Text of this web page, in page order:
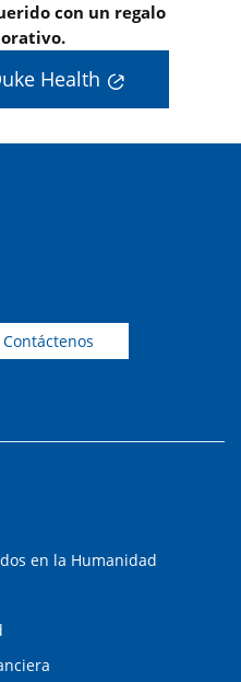
con un regalo
Health
Contáctenos
en la Humanidad